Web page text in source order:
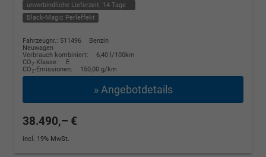
unverbindliche Lieferzeit: 14 Tage
Black-Magic Perleffekt
Fahrzeugnr.: 511496
Benzin
Neuwagen
Verbrauch kombiniert:
6,40 l/100km
CO2-Klasse:
E
CO2-Emissionen: 150,00 g/km
» Angebotdetails
38.490,– €
incl. 19% MwSt.